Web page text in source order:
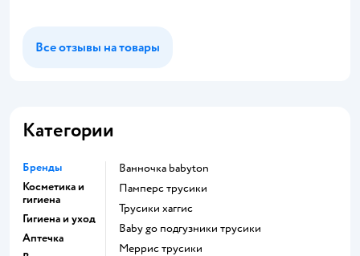
Все отзывы на товары
Категории
Бренды
Косметика и
гигиена
Гигиена и уход
Аптечка
ванночка babyton
памперс трусики
трусики хаггис
baby go подгузники трусики
меррис трусики